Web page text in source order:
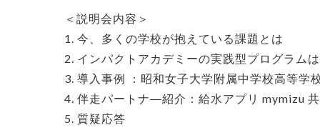
＜説明会内容＞
1. 今、多くの学校が抱えている課題とは
2. インパクトアカデミーの実践型プログラム
3. 導入事例 ：昭和女子大学附属中学校高等学
4. 伴走パートナ―紹介：給水アプリ mymizu
5. 質疑応答